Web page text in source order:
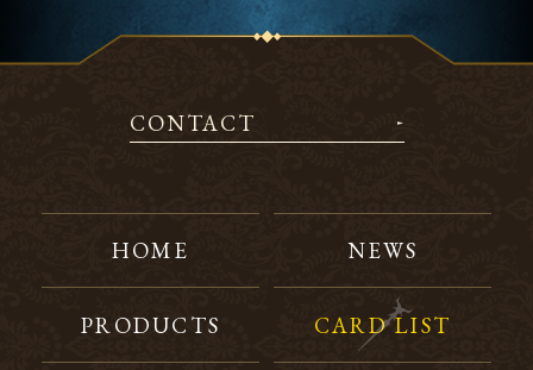
CONTACT
HOME NEWS
PRODUCTS CARD LIST